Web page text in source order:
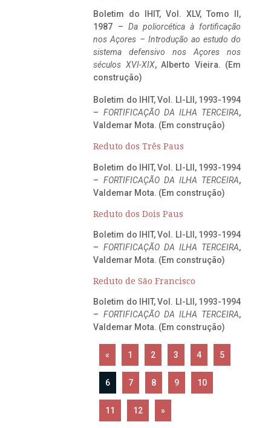
Boletim do IHIT, Vol. XLV, Tomo II,
1987 – Da poliorcética à fortificação
nos Açores – Introdução ao estudo do
sistema defensivo nos Açores nos
séculos XVI-XIX, Alberto Vieira. (Em
construção)
Boletim do IHIT, Vol. LI-LII, 1993-1994
– FORTIFICAÇÃO DA ILHA TERCEIRA,
Valdemar Mota. (Em construção)
Reduto dos Três Paus
Boletim do IHIT, Vol. LI-LII, 1993-1994
– FORTIFICAÇÃO DA ILHA TERCEIRA,
Valdemar Mota. (Em construção)
Reduto dos Dois Paus
Boletim do IHIT, Vol. LI-LII, 1993-1994
– FORTIFICAÇÃO DA ILHA TERCEIRA,
Valdemar Mota. (Em construção)
Reduto de São Francisco
Boletim do IHIT, Vol. LI-LII, 1993-1994
– FORTIFICAÇÃO DA ILHA TERCEIRA,
Valdemar Mota. (Em construção)
« 1 2 3 4 5
6 7 8 9 10
11 12 »